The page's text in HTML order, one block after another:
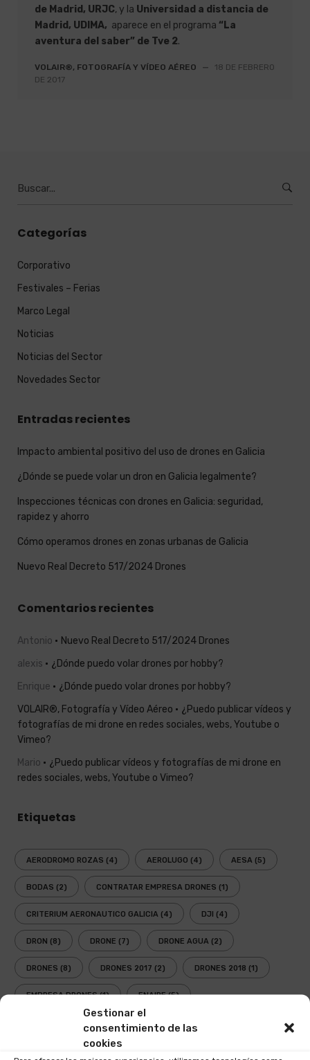
Gestionar el
consentimiento de las
cookies
de Madrid, URJC, y la Universidad a distancia de
Madrid, UDIMA, aparece en el programa “La
aventura del saber” de Tve 2.
VOLAIR®, FOTOGRAFÍA Y VÍDEO AÉREO —
18 DE FEBRERO
DE 2017
Categorías
Corporativo
Festivales – Ferias
Marco Legal
Noticias
Noticias del Sector
Novedades Sector
Entradas recientes
Impacto ambiental positivo del uso de drones en Galicia
¿Dónde se puede volar un dron en Galicia legalmente?
Inspecciones técnicas con drones en Galicia: seguridad,
rapidez y ahorro
Cómo operamos drones en zonas urbanas de Galicia
Nuevo Real Decreto 517/2024 Drones
Comentarios recientes
Antonio
Nuevo Real Decreto 517/2024 Drones
alexis
¿Dónde puedo volar drones por hobby?
Enrique
¿Dónde puedo volar drones por hobby?
VOLAIR®, Fotografía y Vídeo Aéreo
¿Puedo publicar vídeos y
fotografías de mi drone en redes sociales, webs, Youtube o
Vimeo?
Mario
¿Puedo publicar vídeos y fotografías de mi drone en
redes sociales, webs, Youtube o Vimeo?
Etiquetas
AERODROMO ROZAS (4) AEROLUGO (4) AESA (5)
BODAS (2) CONTRATAR EMPRESA DRONES (1)
CRITERIUM AERONAUTICO GALICIA (4) DJI (4)
DRON (8) DRONE (7) DRONE AGUA (2)
DRONES (8) DRONES 2017 (2) DRONES 2018 (1)
EMPRESA DRONES(1) ENAIRE(5)
GAFAS DRONES(1)